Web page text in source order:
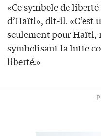
«Ce symbole de
d’Haïti», dit-il.
seulement pour Haïti,
symbolisant la lutte
liberté.»